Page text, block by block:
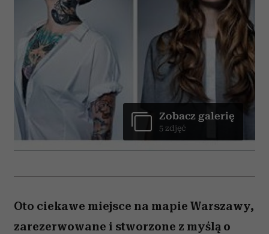
Zobacz galerię
5 zdjęć
Oto ciekawe miejsce na mapie Warszawy,
zarezerwowane i stworzone z myślą o